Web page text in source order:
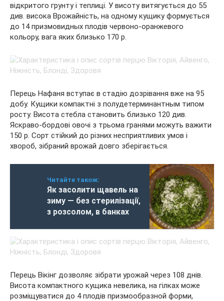
відкритого грунту і теплиці. У висоту витягується до 55
див. висока Врожайність, на одному кущику формується
до 14 призмовидных плодів червоно-оранжевого
кольору, вага яких близько 170 р.
Перець Нафаня вступає в стадію дозрівання вже на 95
добу. Кущики компактні з полудетерминантным типом
росту. Висота стебла становить близько 120 див.
Яскраво-бордові овочі з трьома гранями можуть важити
150 р. Сорт стійкий до різних несприятливих умов і
хвороб, зібраний врожай довго зберігається.
Читайте також:
Як засолити щавель на
зиму — без стерилізації,
з розсолом, в банках
Перець Вікінг дозволяє зібрати урожай через 108 днів.
Висота компактного кущика невелика, на гілках може
розміщуватися до 4 плодів призмообразной форми,